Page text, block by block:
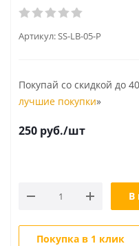
Артикул:SS-LB-05-P
Покупай со скидкой до
лучшие покупки»
250 руб./шт
В
Покупка в 1 клик